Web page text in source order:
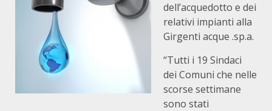
dell’acquedotto e dei
relativi impianti alla
Girgenti acque .sp.a.
“Tutti i 19 Sindaci
dei Comuni che nelle
scorse settimane
sono stati